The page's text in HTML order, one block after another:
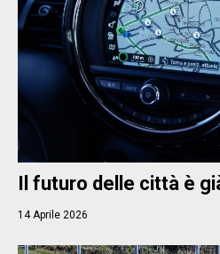
Il futuro delle città è
14 Aprile 2026